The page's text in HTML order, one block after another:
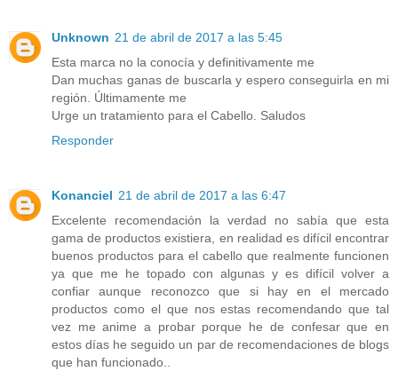
Unknown 21 de abril de 2017 a las 5:45
Esta marca no la conocía y definitivamente me
Dan muchas ganas de buscarla y espero conseguirla en mi
región. Últimamente me
Urge un tratamiento para el Cabello. Saludos
Responder
Konanciel 21 de abril de 2017 a las 6:47
Excelente recomendación la verdad no sabía que esta
gama de productos existiera, en realidad es difícil encontrar
buenos productos para el cabello que realmente funcionen
ya que me he topado con algunas y es difícil volver a
confiar aunque reconozco que si hay en el mercado
productos como el que nos estas recomendando que tal
vez me anime a probar porque he de confesar que en
estos días he seguido un par de recomendaciones de blogs
que han funcionado..